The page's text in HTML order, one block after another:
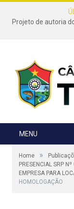
MENU
Home »
PRESENCIAL SRP
EMPRESA PARA
HOMOLOGAÇÃO